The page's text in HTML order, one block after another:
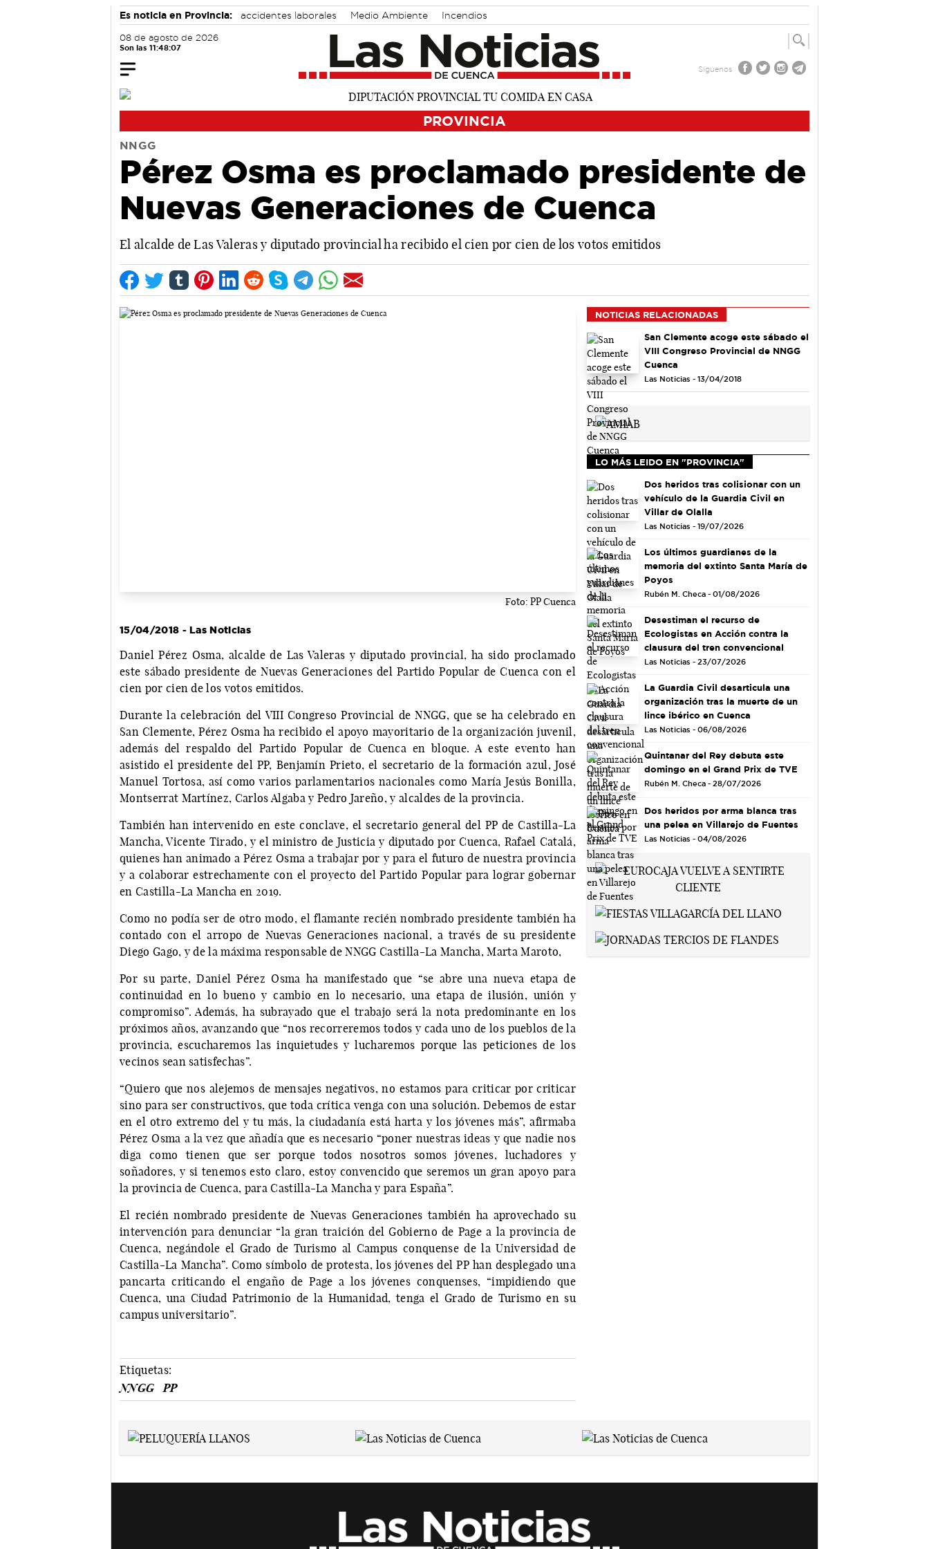
Es noticia en Provincia: accidentes laborales Medio Ambiente Incendios
08 de agosto de 2026
Son las 11:48:08
Síguenos
PROVINCIA
NNGG
Pérez Osma es proclamado presidente de
Nuevas Generaciones de Cuenca
El alcalde de Las Valeras y diputado provincial ha recibido el cien por cien de los votos emitidos
Foto: PP Cuenca
15/04/2018 - Las Noticias
Daniel Pérez Osma, alcalde de Las Valeras y diputado provincial, ha sido proclamado
este sábado presidente de Nuevas Generaciones del Partido Popular de Cuenca con el
cien por cien de los votos emitidos.
Durante la celebración del VIII Congreso Provincial de NNGG, que se ha celebrado en
San Clemente, Pérez Osma ha recibido el apoyo mayoritario de la organización juvenil,
además del respaldo del Partido Popular de Cuenca en bloque. A este evento han
asistido el presidente del PP, Benjamín Prieto, el secretario de la formación azul, José
Manuel Tortosa, así como varios parlamentarios nacionales como María Jesús Bonilla,
Montserrat Martínez, Carlos Algaba y Pedro Jareño, y alcaldes de la provincia.
También han intervenido en este conclave, el secretario general del PP de Castilla-La
Mancha, Vicente Tirado, y el ministro de Justicia y diputado por Cuenca, Rafael Catalá,
quienes han animado a Pérez Osma a trabajar por y para el futuro de nuestra provincia
y a colaborar estrechamente con el proyecto del Partido Popular para lograr gobernar
en Castilla-La Mancha en 2019.
Como no podía ser de otro modo, el flamante recién nombrado presidente también ha
contado con el arropo de Nuevas Generaciones nacional, a través de su presidente
Diego Gago, y de la máxima responsable de NNGG Castilla-La Mancha, Marta Maroto,
Por su parte, Daniel Pérez Osma ha manifestado que “se abre una nueva etapa de
continuidad en lo bueno y cambio en lo necesario, una etapa de ilusión, unión y
compromiso”. Además, ha subrayado que el trabajo será la nota predominante en los
próximos años, avanzando que “nos recorreremos todos y cada uno de los pueblos de la
provincia, escucharemos las inquietudes y lucharemos porque las peticiones de los
vecinos sean satisfechas”.
“Quiero que nos alejemos de mensajes negativos, no estamos para criticar por criticar
sino para ser constructivos, que toda crítica venga con una solución. Debemos de estar
en el otro extremo del y tu más, la ciudadanía está harta y los jóvenes más”, afirmaba
Pérez Osma a la vez que añadía que es necesario “poner nuestras ideas y que nadie nos
diga como tienen que ser porque todos nosotros somos jóvenes, luchadores y
soñadores, y si tenemos esto claro, estoy convencido que seremos un gran apoyo para
la provincia de Cuenca, para Castilla-La Mancha y para España”.
El recién nombrado presidente de Nuevas Generaciones también ha aprovechado su
intervención para denunciar “la gran traición del Gobierno de Page a la provincia de
Cuenca, negándole el Grado de Turismo al Campus conquense de la Universidad de
Castilla-La Mancha”. Como símbolo de protesta, los jóvenes del PP han desplegado una
pancarta criticando el engaño de Page a los jóvenes conquenses, “impidiendo que
Cuenca, una Ciudad Patrimonio de la Humanidad, tenga el Grado de Turismo en su
campus universitario”.
Etiquetas:
NNGG
PP
NOTICIAS RELACIONADAS
San Clemente acoge este sábado el
VIII Congreso Provincial de NNGG
Cuenca
Las Noticias - 13/04/2018
LO MÁS LEIDO EN "PROVINCIA"
Dos heridos tras colisionar con un
vehículo de la Guardia Civil en
Villar de Olalla
Las Noticias - 19/07/2026
Los últimos guardianes de la
memoria del extinto Santa María de
Poyos
Rubén M. Checa - 01/08/2026
Desestiman el recurso de
Ecologistas en Acción contra la
clausura del tren convencional
Las Noticias - 23/07/2026
La Guardia Civil desarticula una
organización tras la muerte de un
lince ibérico en Cuenca
Las Noticias - 06/08/2026
Quintanar del Rey debuta este
domingo en el Grand Prix de TVE
Rubén M. Checa - 28/07/2026
Dos heridos por arma blanca tras
una pelea en Villarejo de Fuentes
Las Noticias - 04/08/2026